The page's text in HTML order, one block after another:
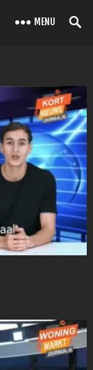
MENU